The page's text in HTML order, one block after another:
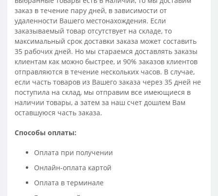
заказ в течение пару дней, в зависимости от
удаленности Вашего местонахождения. Если
заказываемый товар отсутствует на складе, то
максимальный срок доставки заказа может составить
35 рабочих дней. Но мы стараемся доставлять заказы
клиентам как можно быстрее, и 90% заказов клиентов
отправляются в течение нескольких часов. В случае,
если часть товаров из Вашего заказа через 35 дней не
поступила на склад, мы отправим все имеющиеся в
наличии товары, а затем за наш счет дошлем Вам
оставшуюся часть заказа.
Способы оплаты:
Оплата при получении
Онлайн-оплата картой
Оплата в терминале